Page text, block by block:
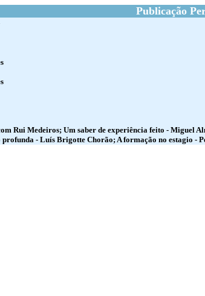
Publicação
Rui Medeiros; Um saber de experiência feito - Miguel
profunda - Luís Brigotte Chorão; A formação no estagio -